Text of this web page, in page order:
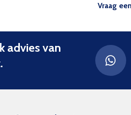
Vraag
advies van